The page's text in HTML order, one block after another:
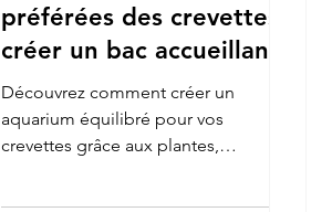
préférées des crevettes :
créer un bac accueillant
et équilibré
Découvrez comment créer un
aquarium équilibré pour vos
crevettes grâce aux plantes,